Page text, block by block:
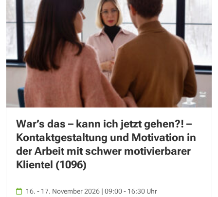
War’s das – kann ich jetzt gehen?! –
Kontaktgestaltung und Motivation in
der Arbeit mit schwer motivierbarer
Klientel (1096)
16. - 17. November 2026 | 09:00 - 16:30 Uhr